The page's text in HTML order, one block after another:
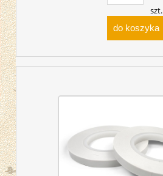
szt.
do koszyka